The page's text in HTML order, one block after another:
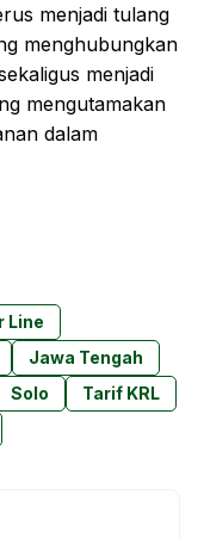
menjadi tulang
menghubungkan
menjadi
mengutamakan
dalam
Line
Jawa Tengah
Solo
Tarif KRL